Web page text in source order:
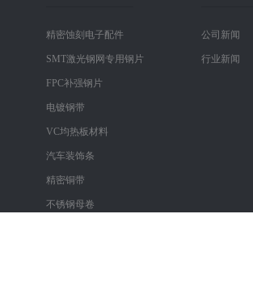
精密蚀刻电子配件
SMT激光钢网专用钢片
FPC补强钢片
电镀钢带
VC均热板材料
汽车装饰条
精密铜带
不锈钢母卷
公司新闻
行业新闻